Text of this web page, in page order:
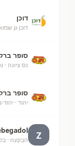
דוכן
דוכן גן
סופר
נס ציונה ·
סופר
יהוד · יהוד-
Z הבקעה ·